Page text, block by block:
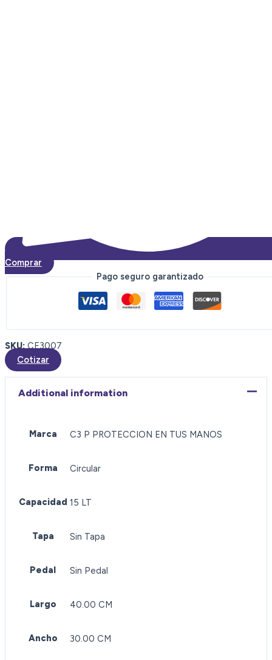
Comprar
Pago seguro garantizado
SKU: CE3007
Cotizar
Additional information
Marca C3 P PROTECCION EN TUS MANOS
Forma Circular
Capacidad 15 LT
Tapa Sin Tapa
Pedal Sin Pedal
Largo 40.00 CM
Ancho 30.00 CM